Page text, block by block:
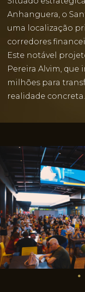
Anhanguera, o
uma localização
corredores
Este notável
Pereira Alvim, que
milhões para
realidade concreta.